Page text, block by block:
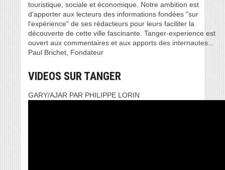
touristique, sociale et économique. Notre ambition est
d’apporter aux lecteurs des informations fondées "sur
l'expérience" de ses rédacteurs pour leurs faciliter la
découverte de cette ville fascinante. Tanger-experience est
ouvert aux commentaires et aux apports des internautes...
Paul Brichet, Fondateur
VIDEOS SUR TANGER
GARY/AJAR PAR PHILIPPE LORIN